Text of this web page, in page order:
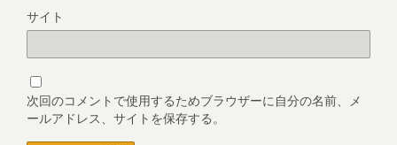
サイト
次回のコメントで使用するためブラウザーに自分の名前、メ
ールアドレス、サイトを保存する。